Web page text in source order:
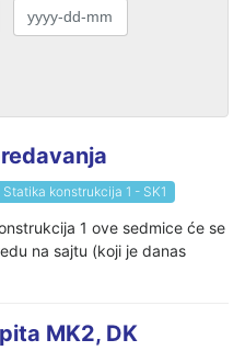
Statika konstrukcija 1 - SK1
1 ove sedmice će se
na sajtu (koji je danas
MK2, DK